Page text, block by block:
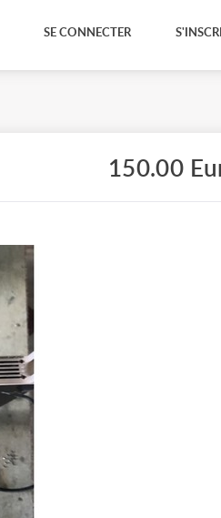
SE CONNECTER
150.00